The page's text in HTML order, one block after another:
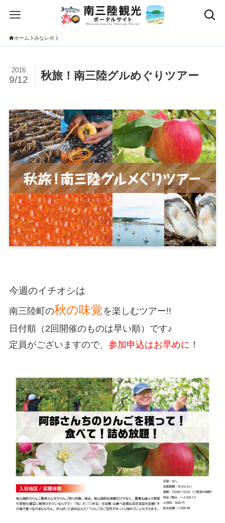
ホーム みなレポ
秋旅！南三陸グルめぐりツアー
2016
9/12
今週のイチオシは
南三陸町の秋の味覚を楽しむツアー!!
日付順（2回開催のものは早い順）です♪
定員がございますので、 参加申込はお早めに ！